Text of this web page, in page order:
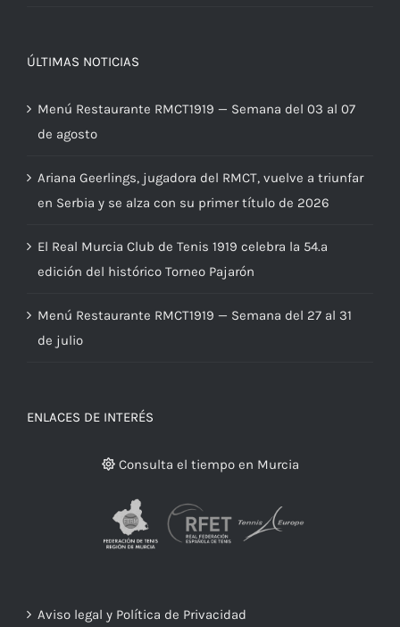
ÚLTIMAS NOTICIAS
Menú Restaurante RMCT1919 — Semana del 03 al 07
de agosto
Ariana Geerlings, jugadora del RMCT, vuelve a triunfar
en Serbia y se alza con su primer título de 2026
El Real Murcia Club de Tenis 1919 celebra la 54.ª
edición del histórico Torneo Pajarón
Menú Restaurante RMCT1919 — Semana del 27 al 31
de julio
ENLACES DE INTERÉS
Consulta el tiempo en Murcia
Aviso legal y Política de Privacidad